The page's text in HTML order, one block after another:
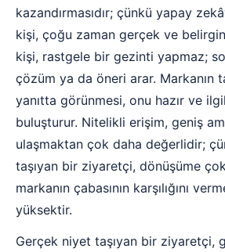
kazandırmasıdır; çünkü yapay
kişi, çoğu zaman gerçek ve
kişi, rastgele bir gezinti yapmaz;
çözüm ya da öneri arar. Markanın
yanıtta görünmesi, onu hazır ve
buluşturur. Nitelikli erişim, geniş
ulaşmaktan çok daha değerlidir;
taşıyan bir ziyaretçi, dönüşüme
markanın çabasının karşılığını
yüksektir.
Gerçek niyet taşıyan bir ziyaretçi,